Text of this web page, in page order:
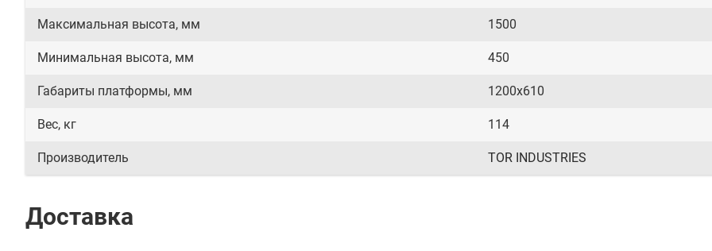
Максимальная высота, мм 1500
Минимальная высота, мм 450
Габариты платформы, мм 1200х610
Вес, кг 114
Производитель TOR INDUSTRIES
Доставка